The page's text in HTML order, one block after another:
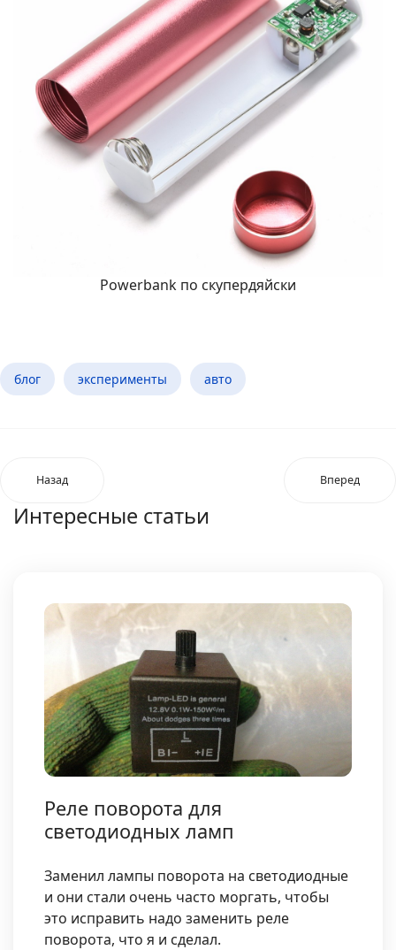
Powerbank по скупердяйски
блог эксперименты авто
Назад Вперед
Интересные статьи
Реле поворота для
светодиодных ламп
Заменил лампы поворота на светодиодные
и они стали очень часто моргать, чтобы
это исправить надо заменить реле
поворота, что я и сделал.